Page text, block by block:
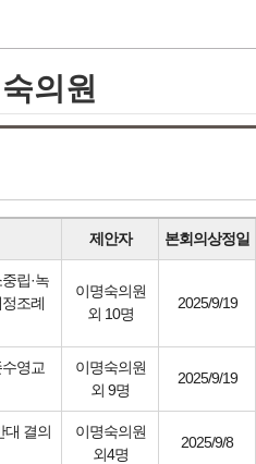
의원
제안자 본회의상정일
립·녹
조례
이명숙의원
외 10명
2025/9/19
영교
이명숙의원
외 9명
2025/9/19
대 결의
이명숙의원
외4명
2025/9/8